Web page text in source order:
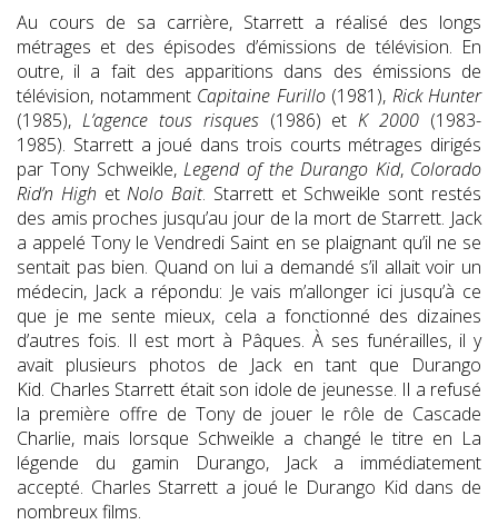
Au cours de sa carrière, Starrett a réalisé des longs
métrages et des épisodes d’émissions de télévision. En
outre, il a fait des apparitions dans des émissions de
télévision, notamment Capitaine Furillo(1981), Rick Hunter
(1985), L’agence tous risques(1986) etK 2000 (1983-
1985). Starrett a joué dans trois courts métrages dirigés
par Tony Schweikle,Legend of the Durango Kid, Colorado
Rid’n High etNolo Bait. Starrett et Schweikle sont restés
des amis proches jusqu’au jour de la mort de Starrett. Jack
a appelé Tony le Vendredi Saint en se plaignant qu’il ne se
sentait pas bien. Quand on lui a demandé s’il allait voir un
médecin, Jack a répondu: Je vais m’allonger ici jusqu’à ce
que je me sente mieux, cela a fonctionné des dizaines
d’autres fois. Il est mort à Pâques. À ses funérailles, il y
avait plusieurs photos de Jack en tant que Durango
Kid. Charles Starrett était son idole de jeunesse. Il a refusé
la première offre de Tony de jouer le rôle de Cascade
Charlie, mais lorsque Schweikle a changé le titre en La
légende du gamin Durango, Jack a immédiatement
accepté. Charles Starrett a joué le Durango Kid dans de
nombreux films.